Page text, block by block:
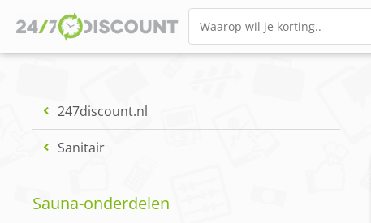
247discount.nl
Sanitair
Sauna-onderdelen